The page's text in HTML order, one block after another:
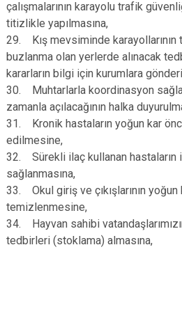
çalışmalarının karayolu trafik
titizlikle yapılmasına,
29. Kış mevsiminde karayollarının
buzlanma olan yerlerde alınacak
kararların bilgi için kurumlara
30. Muhtarlarla koordinasyon
zamanla açılacağının halka
31. Kronik hastaların yoğun kar
edilmesine,
32. Sürekli ilaç kullanan hastaların
sağlanmasına,
33. Okul giriş ve çıkışlarının
temizlenmesine,
34. Hayvan sahibi
tedbirleri (stoklama) almasına,